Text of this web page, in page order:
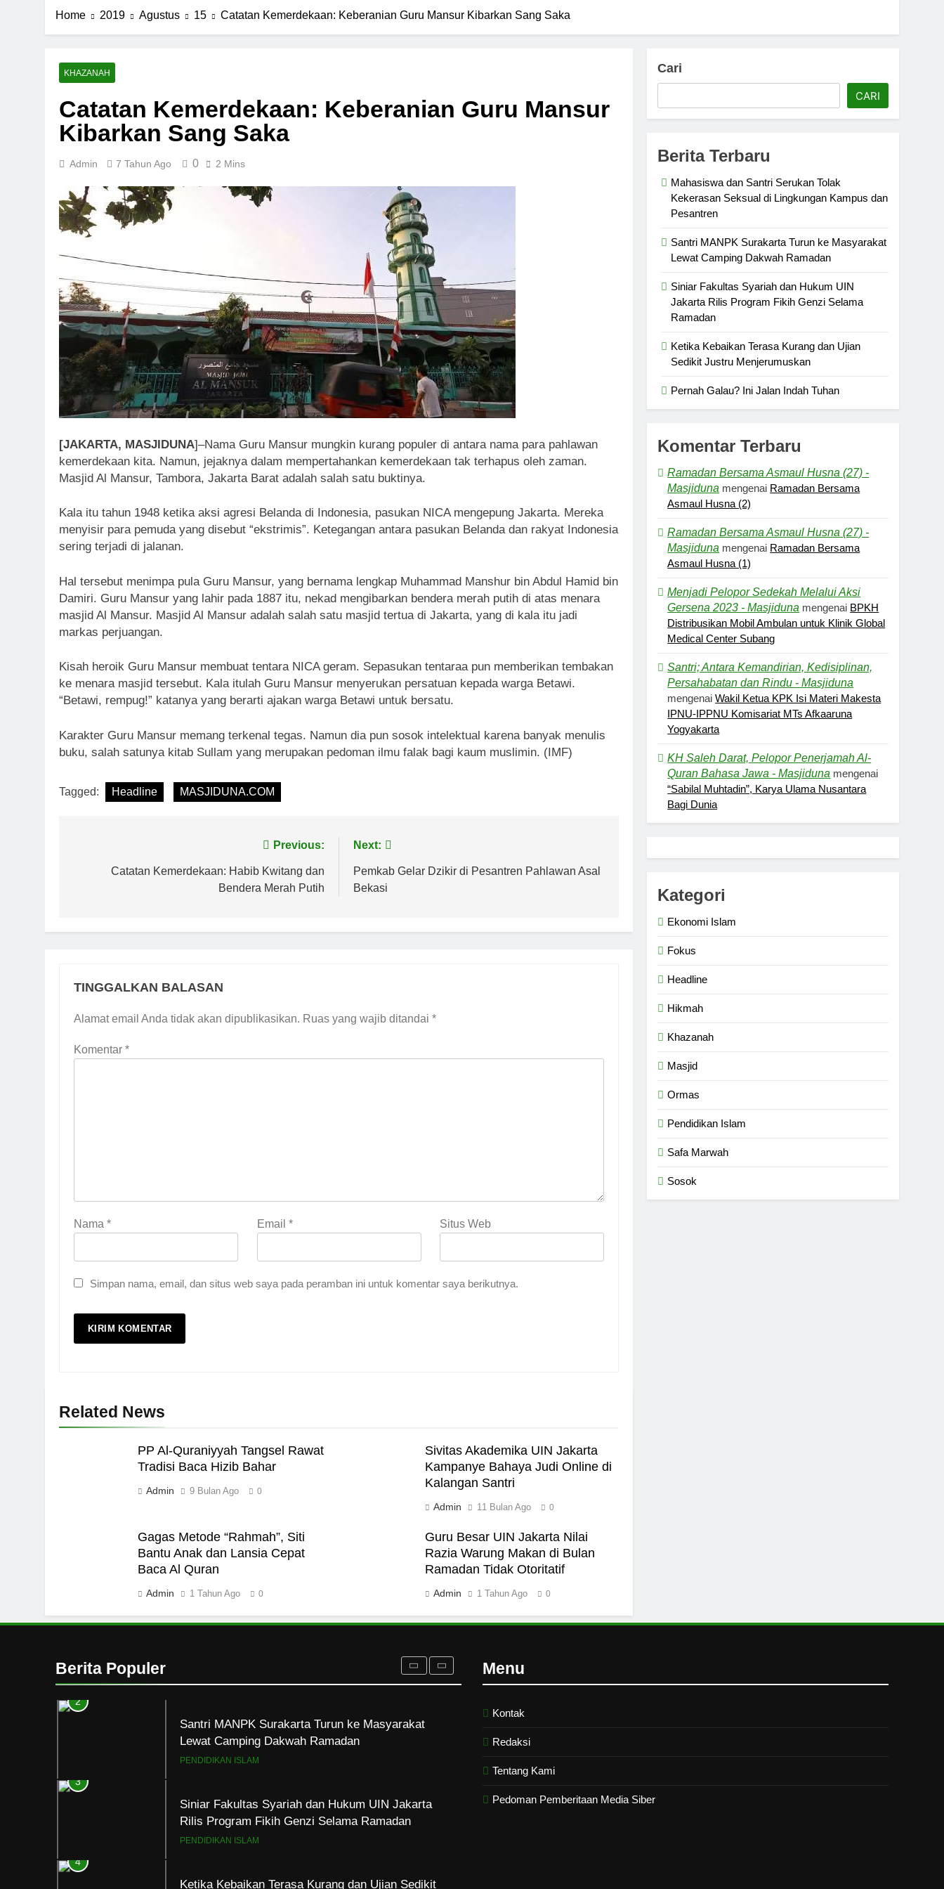
Home 2019 Agustus 15 Catatan Kemerdekaan: Keberanian Guru Mansur Kibarkan Sang Saka
KHAZANAH
Catatan Kemerdekaan: Keberanian Guru Mansur
Kibarkan Sang Saka
Admin 7 Tahun Ago 0 2 Mins
[JAKARTA, MASJIDUNA]–Nama Guru Mansur mungkin kurang populer di antara nama para pahlawan
kemerdekaan kita. Namun, jejaknya dalam mempertahankan kemerdekaan tak terhapus oleh zaman.
Masjid Al Mansur, Tambora, Jakarta Barat adalah salah satu buktinya.
Kala itu tahun 1948 ketika aksi agresi Belanda di Indonesia, pasukan NICA mengepung Jakarta. Mereka
menyisir para pemuda yang disebut “ekstrimis”. Ketegangan antara pasukan Belanda dan rakyat Indonesia
sering terjadi di jalanan.
Hal tersebut menimpa pula Guru Mansur, yang bernama lengkap Muhammad Manshur bin Abdul Hamid bin
Damiri. Guru Mansur yang lahir pada 1887 itu, nekad mengibarkan bendera merah putih di atas menara
masjid Al Mansur. Masjid Al Mansur adalah salah satu masjid tertua di Jakarta, yang di kala itu jadi
markas perjuangan.
Kisah heroik Guru Mansur membuat tentara NICA geram. Sepasukan tentaraa pun memberikan tembakan
ke menara masjid tersebut. Kala itulah Guru Mansur menyerukan persatuan kepada warga Betawi.
“Betawi, rempug!” katanya yang berarti ajakan warga Betawi untuk bersatu.
Karakter Guru Mansur memang terkenal tegas. Namun dia pun sosok intelektual karena banyak menulis
buku, salah satunya kitab Sullam yang merupakan pedoman ilmu falak bagi kaum muslimin. (IMF)
Tagged: Headline MASJIDUNA.COM
Previous:
Catatan Kemerdekaan: Habib Kwitang dan
Bendera Merah Putih
Next:
Pemkab Gelar Dzikir di Pesantren Pahlawan Asal
Bekasi
TINGGALKAN BALASAN
Alamat email Anda tidak akan dipublikasikan. Ruas yang wajib ditandai *
Komentar *
Nama * Email * Situs Web
Simpan nama, email, dan situs web saya pada peramban ini untuk komentar saya berikutnya.
Related News
PP Al-Quraniyyah Tangsel Rawat
Tradisi Baca Hizib Bahar
Admin 9 Bulan Ago 0
Sivitas Akademika UIN Jakarta
Kampanye Bahaya Judi Online di
Kalangan Santri
Admin 11 Bulan Ago 0
Gagas Metode “Rahmah”, Siti
Bantu Anak dan Lansia Cepat
Baca Al Quran
Admin 1 Tahun Ago 0
Guru Besar UIN Jakarta Nilai
Razia Warung Makan di Bulan
Ramadan Tidak Otoritatif
Admin 1 Tahun Ago 0
Cari
CARI
Berita Terbaru
Mahasiswa dan Santri Serukan Tolak
Kekerasan Seksual di Lingkungan Kampus dan
Pesantren
Santri MANPK Surakarta Turun ke Masyarakat
Lewat Camping Dakwah Ramadan
Siniar Fakultas Syariah dan Hukum UIN
Jakarta Rilis Program Fikih Genzi Selama
Ramadan
Ketika Kebaikan Terasa Kurang dan Ujian
Sedikit Justru Menjerumuskan
Pernah Galau? Ini Jalan Indah Tuhan
Komentar Terbaru
Ramadan Bersama Asmaul Husna (27) -
Masjiduna mengenai Ramadan Bersama
Asmaul Husna (2)
Ramadan Bersama Asmaul Husna (27) -
Masjiduna mengenai Ramadan Bersama
Asmaul Husna (1)
Menjadi Pelopor Sedekah Melalui Aksi
Gersena 2023 - Masjiduna mengenai BPKH
Distribusikan Mobil Ambulan untuk Klinik Global
Medical Center Subang
Santri; Antara Kemandirian, Kedisiplinan,
Persahabatan dan Rindu - Masjiduna
mengenaiWakil Ketua KPK Isi Materi Makesta
IPNU-IPPNU Komisariat MTs Afkaaruna
Yogyakarta
KH Saleh Darat, Pelopor Penerjamah Al-
Quran Bahasa Jawa - Masjiduna mengenai
“Sabilal Muhtadin”, Karya Ulama Nusantara
Bagi Dunia
Kategori
Ekonomi Islam
Fokus
Headline
Hikmah
Khazanah
Masjid
Ormas
Pendidikan Islam
Safa Marwah
Sosok
Berita Populer
5
Pernah Galau? Ini Jalan Indah Tuhan
HIKMAH
6
Ngopi Bareng; Romantisme Abadi
Mahasiswa dan Santri Serukan Tolak Kekerasan
Seksual di Lingkungan Kampus dan Pesantren
Santri MANPK Surakarta Turun ke Masyarakat
3
Siniar Fakultas Syariah dan Hukum UIN Jakarta
Rilis Program Fikih Genzi Selama Ramadan
4
Ketika Kebaikan Terasa Kurang dan Ujian Sedikit
Justru Menjerumuskan
5
Menu
Kontak
Redaksi
Tentang Kami
Pedoman Pemberitaan Media Siber